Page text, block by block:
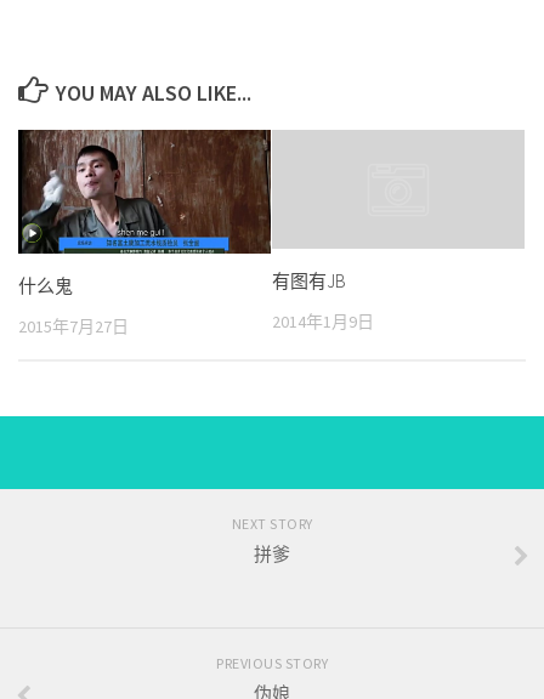
YOU MAY ALSO LIKE...
什么鬼
2015年7月27日
有图有JB
2014年1月9日
NEXT STORY
拼爹
PREVIOUS STORY
伪娘